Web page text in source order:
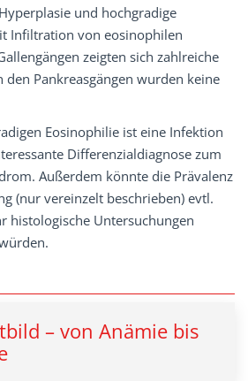
und hochgradige
Infiltration von eosinophilen
zeigten sich zahlreiche
den Pankreasgängen wurden keine
Eosinophilie ist eine Infektion
Differenzialdiagnose zum
Außerdem könnte die Prävalenz
(nur vereinzelt beschrieben) evtl.
histologische Untersuchungen
– von Anämie bis